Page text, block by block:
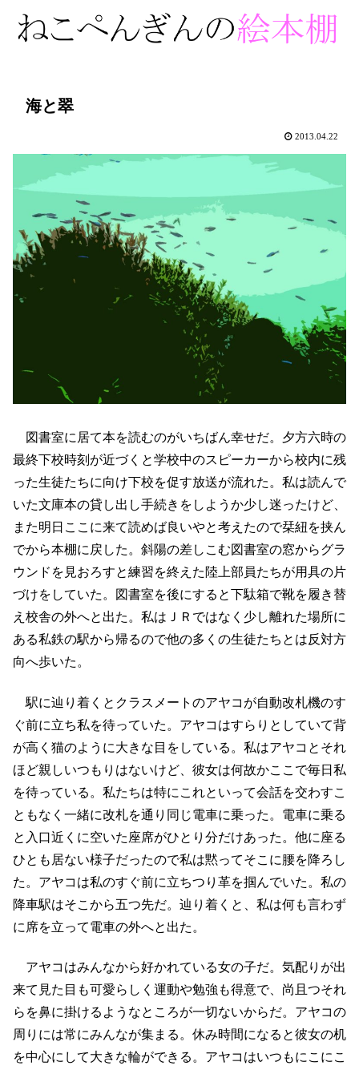
海と翠
2013.04.22
図書室に居て本を読むのがいちばん幸せだ。夕方六時の
最終下校時刻が近づくと学校中のスピーカーから校内に残
った生徒たちに向け下校を促す放送が流れた。私は読んで
いた文庫本の貸し出し手続きをしようか少し迷ったけど、
また明日ここに来て読めば良いやと考えたので栞紐を挟ん
でから本棚に戻した。斜陽の差しこむ図書室の窓からグラ
ウンドを見おろすと練習を終えた陸上部員たちが用具の片
づけをしていた。図書室を後にすると下駄箱で靴を履き替
え校舎の外へと出た。私はＪＲではなく少し離れた場所に
ある私鉄の駅から帰るので他の多くの生徒たちとは反対方
向へ歩いた。
駅に辿り着くとクラスメートのアヤコが自動改札機のす
ぐ前に立ち私を待っていた。アヤコはすらりとしていて背
が高く猫のように大きな目をしている。私はアヤコとそれ
ほど親しいつもりはないけど、彼女は何故かここで毎日私
を待っている。私たちは特にこれといって会話を交わすこ
ともなく一緒に改札を通り同じ電車に乗った。電車に乗る
と入口近くに空いた座席がひとり分だけあった。他に座る
ひとも居ない様子だったので私は黙ってそこに腰を降ろし
た。アヤコは私のすぐ前に立ちつり革を掴んでいた。私の
降車駅はそこから五つ先だ。辿り着くと、私は何も言わず
に席を立って電車の外へと出た。
アヤコはみんなから好かれている女の子だ。気配りが出
来て見た目も可愛らしく運動や勉強も得意で、尚且つそれ
らを鼻に掛けるようなところが一切ないからだ。アヤコの
周りには常にみんなが集まる。休み時間になると彼女の机
を中心にして大きな輪ができる。アヤコはいつもにこにこ